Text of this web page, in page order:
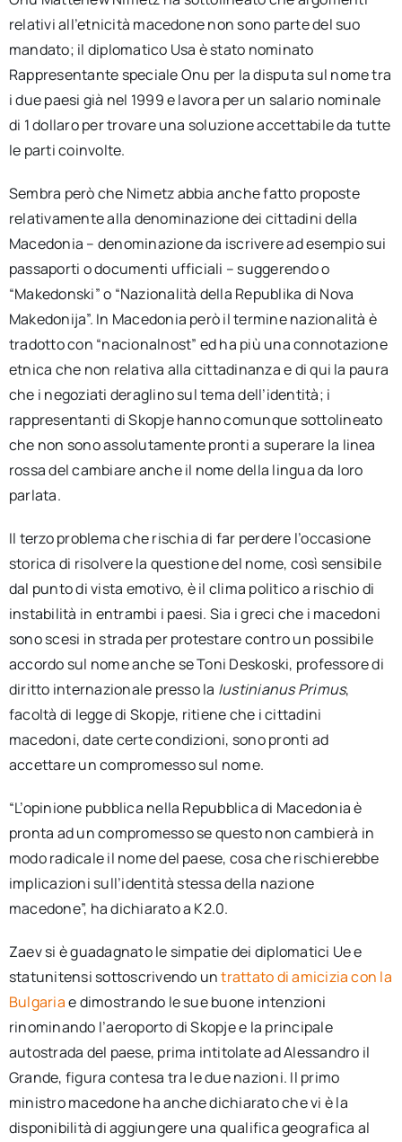
relativi all’etnicità macedone non sono parte del suo
mandato; il diplomatico Usa è stato nominato
Rappresentante speciale Onu per la disputa sul nome tra
i due paesi già nel 1999 e lavora per un salario nominale
di 1 dollaro per trovare una soluzione accettabile da tutte
le parti coinvolte.
Sembra però che Nimetz abbia anche fatto proposte
relativamente alla denominazione dei cittadini della
Macedonia – denominazione da iscrivere ad esempio sui
passaporti o documenti ufficiali – suggerendo o
“Makedonski” o “Nazionalità della Republika di Nova
Makedonija”. In Macedonia però il termine nazionalità è
tradotto con “nacionalnost” ed ha più una connotazione
etnica che non relativa alla cittadinanza e di qui la paura
che i negoziati deraglino sul tema dell’identità; i
rappresentanti di Skopje hanno comunque sottolineato
che non sono assolutamente pronti a superare la linea
rossa del cambiare anche il nome della lingua da loro
parlata.
Il terzo problema che rischia di far perdere l’occasione
storica di risolvere la questione del nome, così sensibile
dal punto di vista emotivo, è il clima politico a rischio di
instabilità in entrambi i paesi. Sia i greci che i macedoni
sono scesi in strada per protestare contro un possibile
accordo sul nome anche se Toni Deskoski, professore di
diritto internazionale presso la Iustinianus Primus,
facoltà di legge di Skopje, ritiene che i cittadini
macedoni, date certe condizioni, sono pronti ad
accettare un compromesso sul nome.
“L’opinione pubblica nella Repubblica di Macedonia è
pronta ad un compromesso se questo non cambierà in
modo radicale il nome del paese, cosa che rischierebbe
implicazioni sull’identità stessa della nazione
macedone”, ha dichiarato a K2.0.
Zaev si è guadagnato le simpatie dei diplomatici Ue e
statunitensi sottoscrivendo untrattato di amicizia con la
Bulgariae dimostrando le sue buone intenzioni
rinominando l’aeroporto di Skopje e la principale
autostrada del paese, prima intitolate ad Alessandro il
Grande, figura contesa tra le due nazioni. Il primo
ministro macedone ha anche dichiarato che vi è la
disponibilità di aggiungere una qualifica geografica al